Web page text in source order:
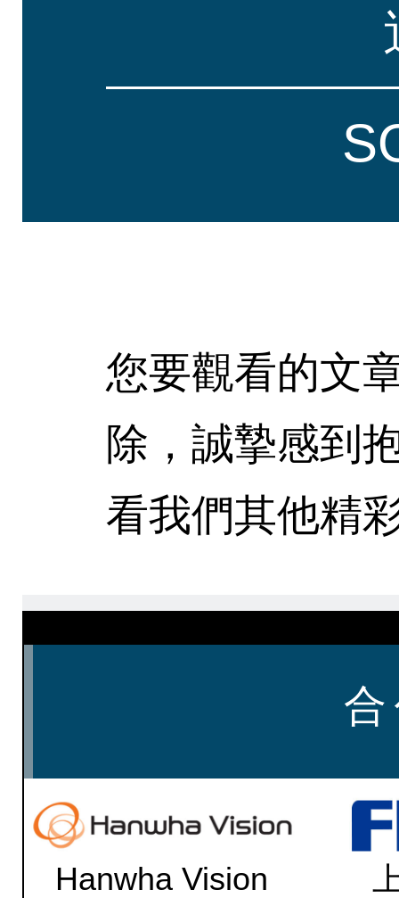
您要觀看的文
除，誠摯感到
看我們其他精
合
Hanwha Vision